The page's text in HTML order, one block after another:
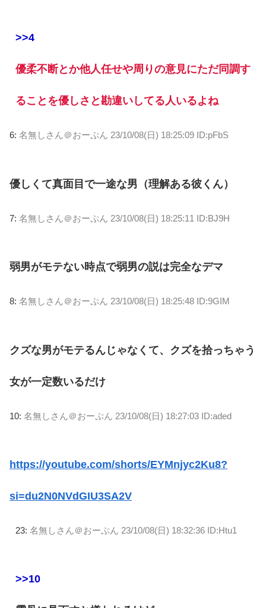
>>4
優柔不断とか他人任せや周りの意見にただ同調す
ることを優しさと勘違いしてる人いるよね
6: 名無しさん＠おーぷん 23/10/08(日) 18:25:09 ID:pFbS
優しくて真面目で一途な男（理解ある彼くん）
7: 名無しさん＠おーぷん 23/10/08(日) 18:25:11 ID:BJ9H
弱男がモテない時点で弱男の説は完全なデマ
8: 名無しさん＠おーぷん 23/10/08(日) 18:25:48 ID:9GIM
クズな男がモテるんじゃなくて、クズを拾っちゃう
女が一定数いるだけ
10: 名無しさん＠おーぷん 23/10/08(日) 18:27:03 ID:aded
https://youtube.com/shorts/EYMnjyc2Ku8?
si=du2N0NVdGIU3SA2V
23: 名無しさん＠おーぷん 23/10/08(日) 18:32:36 ID:Htu1
>>10